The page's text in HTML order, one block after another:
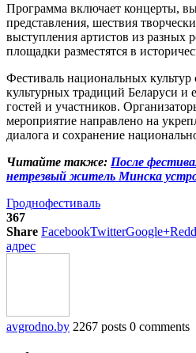
Программа включает концерты,
представления, шествия
выступления артистов из разных
площадки разместятся в
Фестиваль национальных культур
культурных традиций Беларуси и
гостей и участников.
мероприятие направлено на
диалога и сохранение
Читайте также: После
нетрезвый житель Минска
Гроднофестиваль
367
Share FacebookTwitterGoogle+
адрес
avgrodno.by 2267 posts 0 comments